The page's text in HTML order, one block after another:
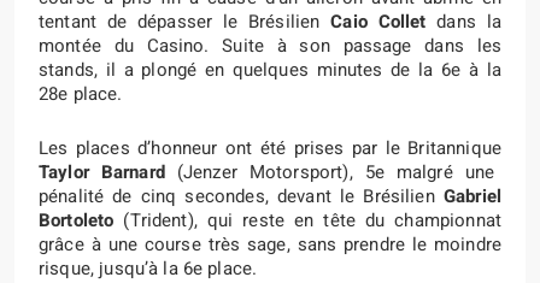
tentant de dépasser le BrésilienCaio Collet dans la
montée du Casino. Suite à son passage dans les
stands, il a plongé en quelques minutes de la 6e à la
28e place.
Les places d’honneur ont été prises par le Britannique
Taylor Barnard(Jenzer Motorsport), 5e malgré une
pénalité de cinq secondes, devant le Brésilien Gabriel
Bortoleto (Trident), qui reste en tête du championnat
grâce à une course très sage, sans prendre le moindre
risque, jusqu’à la 6e place.